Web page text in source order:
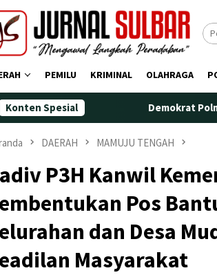
PEMILU KRIMINAL OLAHRAGA
Konten SpesialDemokrat Polman Peringati
DAERAH MAMUJU TENGAH
P3H Kanwil
Pos
dan Desa
Masyarakat